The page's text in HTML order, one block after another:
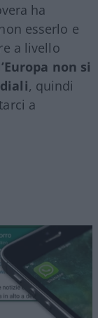
ha
esserlo e
a livello
non si
, quindi
a